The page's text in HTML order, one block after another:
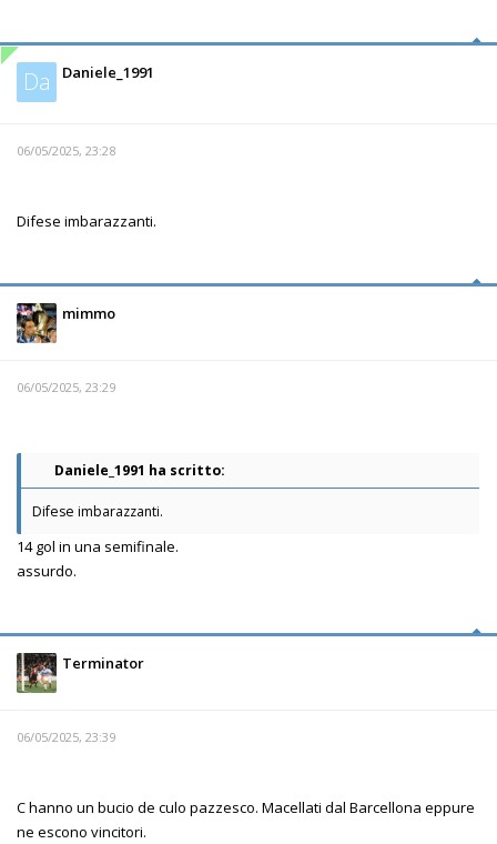
Da Daniele_1991
06/05/2025, 23:28
Difese imbarazzanti.
mimmo
06/05/2025, 23:29
Daniele_1991 ha scritto:
Difese imbarazzanti.
14 gol in una semifinale.
assurdo.
Terminator
06/05/2025, 23:39
C hanno un bucio de culo pazzesco. Macellati dal Barcellona eppure
ne escono vincitori.